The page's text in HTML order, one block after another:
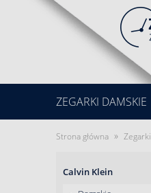
ZEGARKI DAMSKIE
Strona główna » Zegarki
Calvin Klein